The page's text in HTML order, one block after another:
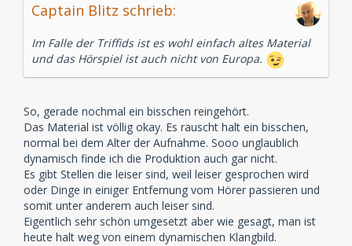
Captain Blitz schrieb:
Im Falle der Triffids ist es wohl einfach altes Material
und das Hörspiel ist auch nicht von Europa.
So, gerade nochmal ein bisschen reingehört.
Das Material ist völlig okay. Es rauscht halt ein bisschen,
normal bei dem Alter der Aufnahme. Sooo unglaublich
dynamisch finde ich die Produktion auch gar nicht.
Es gibt Stellen die leiser sind, weil leiser gesprochen wird
oder Dinge in einiger Entfernung vom Hörer passieren und
somit unter anderem auch leiser sind.
Eigentlich sehr schön umgesetzt aber wie gesagt, man ist
heute halt weg von einem dynamischen Klangbild.